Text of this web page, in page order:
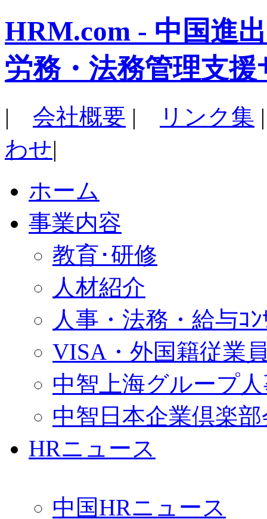
HRM.com - 中国進
労務・法務管理支援
| 会社概要 | リンク集
わせ|
ホーム
事業内容
教育･研修
人材紹介
人事・法務・給与ｺﾝ
VISA・外国籍従業
中智上海グループ
中智日本企業倶楽
HRニュース
中国HRニュース